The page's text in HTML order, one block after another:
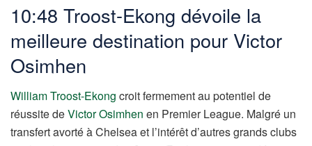
10:48 Troost-Ekong dévoile la
meilleure destination pour Victor
Osimhen
William Troost-Ekong croit fermement au potentiel de
réussite deVictor Osimhen en Premier League. Malgré un
transfert avorté à Chelsea et l’intérêt d’autres grands clubs